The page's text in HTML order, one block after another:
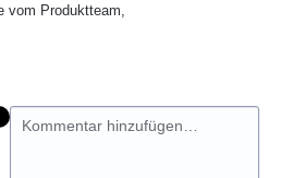
vom Produktteam,
Kommentar hinzufügen…